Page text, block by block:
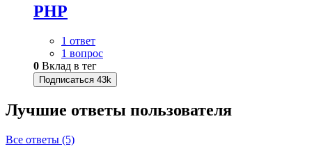
PHP
1 ответ
1 вопрос
0 Вклад в тег
Подписаться 43k
Лучшие ответы пользователя
Все ответы (5)